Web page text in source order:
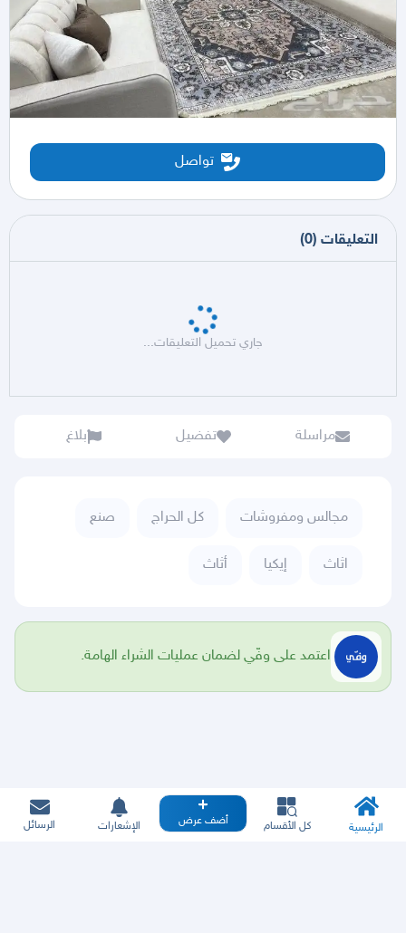
تواصل
التعليقات (
0
)
جاري تحميل التعليقات...
مراسلة تفضيل بلاغ
مجالس ومفروشات كل الحراج صنع
اثاث إيكيا أثاث
اعتمد على وفّي لضمان عمليات الشراء الهامة.
الرئيسية كل الأقسام أضف عرض الإشعارات الرسائل